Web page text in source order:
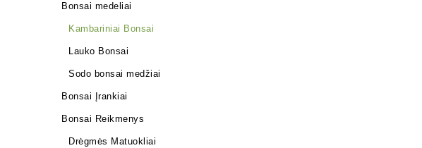
Bonsai medeliai
Kambariniai Bonsai
Lauko Bonsai
Sodo bonsai medžiai
Bonsai Įrankiai
Bonsai Reikmenys
Drėgmės Matuokliai